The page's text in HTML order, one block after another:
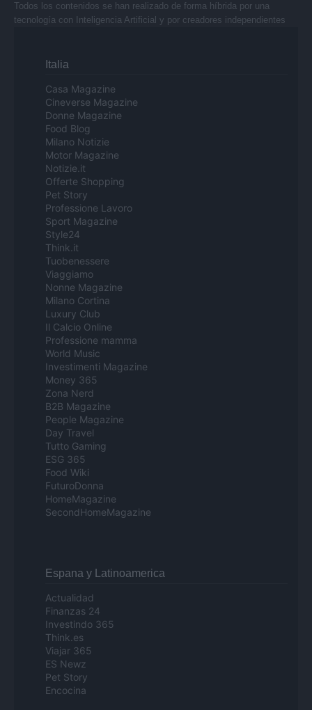
Todos los contenidos se han realizado de forma híbrida por una
tecnología con Inteligencia Artificial y por creadores independientes
Italia
Casa Magazine
Cineverse Magazine
Donne Magazine
Food Blog
Milano Notizie
Motor Magazine
Notizie.it
Offerte Shopping
Pet Story
Professione Lavoro
Sport Magazine
Style24
Think.it
Tuobenessere
Viaggiamo
Nonne Magazine
Milano Cortina
Luxury Club
Il Calcio Online
Professione mamma
World Music
Investimenti Magazine
Money 365
Zona Nerd
B2B Magazine
People Magazine
Day Travel
Tutto Gaming
ESG 365
Food Wiki
FuturoDonna
HomeMagazine
SecondHomeMagazine
Espana y Latinoamerica
Actualidad
Finanzas 24
Investindo 365
Think.es
Viajar 365
ES Newz
Pet Story
Encocina